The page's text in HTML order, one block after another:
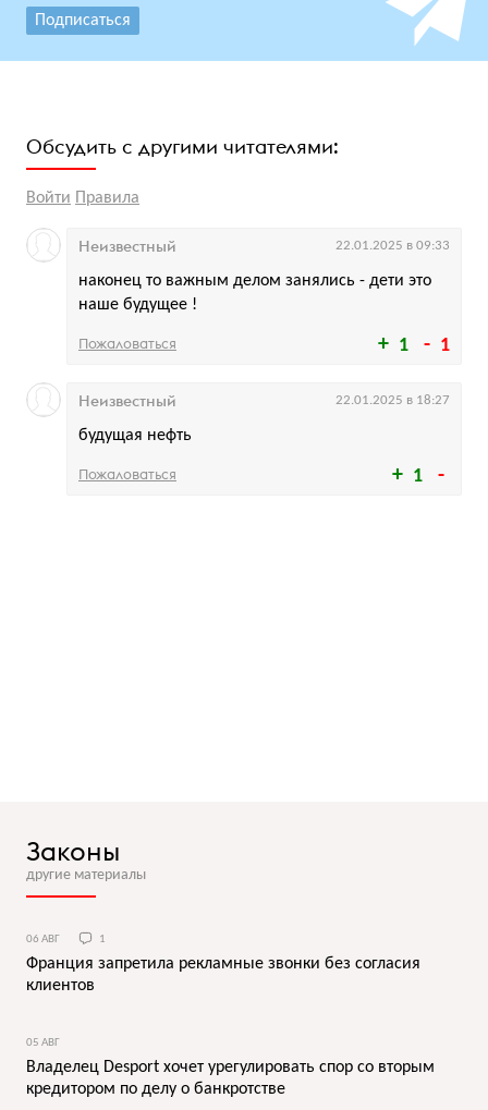
Подписаться
Обсудить с другими читателями:
Войти Правила
1 1
наконец то важным делом занялись - дети это
наше будущее !
Неизвестный 22.01.2025 в 09:33
Пожаловаться
1
будущая нефть
Неизвестный 22.01.2025 в 18:27
Пожаловаться
Законы
другие материалы
06 АВГ 1
Франция запретила рекламные звонки без согласия
клиентов
05 АВГ
Владелец Desport хочет урегулировать спор со вторым
кредитором по делу о банкротстве